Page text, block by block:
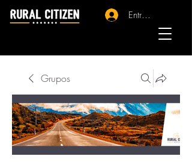
Entrar - Registro
Grupos